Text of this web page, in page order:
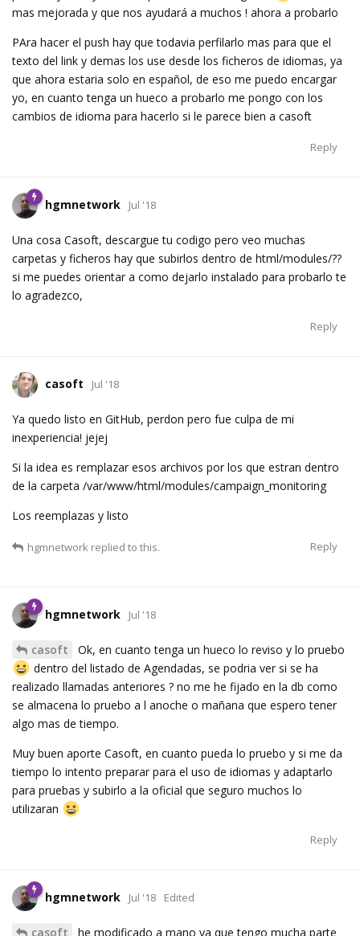
mas mejorada y que nos ayudará a muchos ! ahora a probarlo
PAra hacer el push hay que todavia perfilarlo mas para que el
texto del link y demas los use desde los ficheros de idiomas, ya
que ahora estaria solo en español, de eso me puedo encargar
yo, en cuanto tenga un hueco a probarlo me pongo con los
cambios de idioma para hacerlo si le parece bien a casoft
Reply
hgmnetwork Jul '18
Una cosa Casoft, descargue tu codigo pero veo muchas
carpetas y ficheros hay que subirlos dentro de html/modules/??
si me puedes orientar a como dejarlo instalado para probarlo te
lo agradezco,
Reply
casoft Jul '18
Ya quedo listo en GitHub, perdon pero fue culpa de mi
inexperiencia! jejej
Si la idea es remplazar esos archivos por los que estran dentro
de la carpeta /var/www/html/modules/campaign_monitoring
Los reemplazas y listo
Reply
hgmnetwork replied to this.
hgmnetwork Jul '18
casoft
Ok, en cuanto tenga un hueco lo reviso y lo pruebo
dentro del listado de Agendadas, se podria ver si se ha
realizado llamadas anteriores ? no me he fijado en la db como
se almacena lo pruebo a l anoche o mañana que espero tener
algo mas de tiempo.
Muy buen aporte Casoft, en cuanto pueda lo pruebo y si me da
tiempo lo intento preparar para el uso de idiomas y adaptarlo
para pruebas y subirlo a la oficial que seguro muchos lo
utilizaran
Reply
hgmnetwork Jul '18 Edited
casoft
he modificado a mano ya que tengo mucha parte